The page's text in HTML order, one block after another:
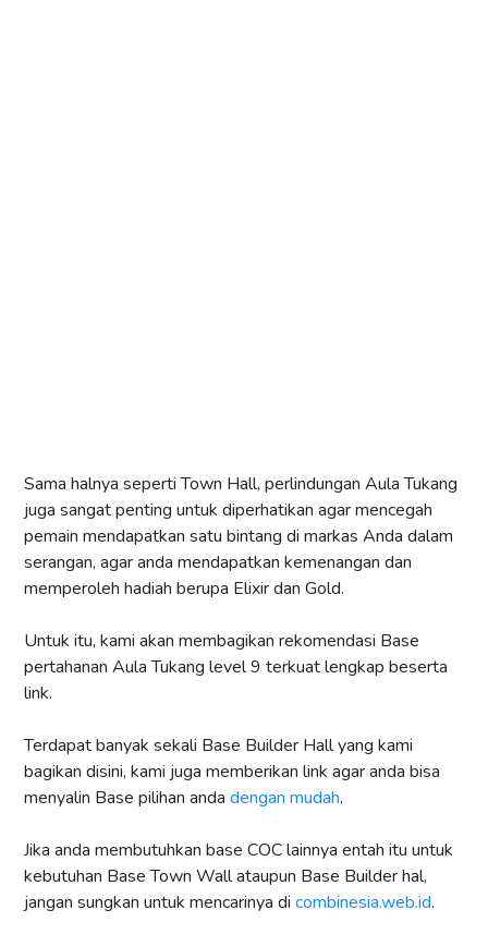
Sama halnya seperti Town Hall, perlindungan Aula Tukang
juga sangat penting untuk diperhatikan agar mencegah
pemain mendapatkan satu bintang di markas Anda dalam
serangan, agar anda mendapatkan kemenangan dan
memperoleh hadiah berupa Elixir dan Gold.
Untuk itu, kami akan membagikan rekomendasi Base
pertahanan Aula Tukang level 9 terkuat lengkap beserta
link.
Terdapat banyak sekali Base Builder Hall yang kami
bagikan disini, kami juga memberikan link agar anda bisa
menyalin Base pilihan anda dengan mudah.
Jika anda membutuhkan base COC lainnya entah itu untuk
kebutuhan Base Town Wall ataupun Base Builder hal,
jangan sungkan untuk mencarinya di combinesia.web.id.